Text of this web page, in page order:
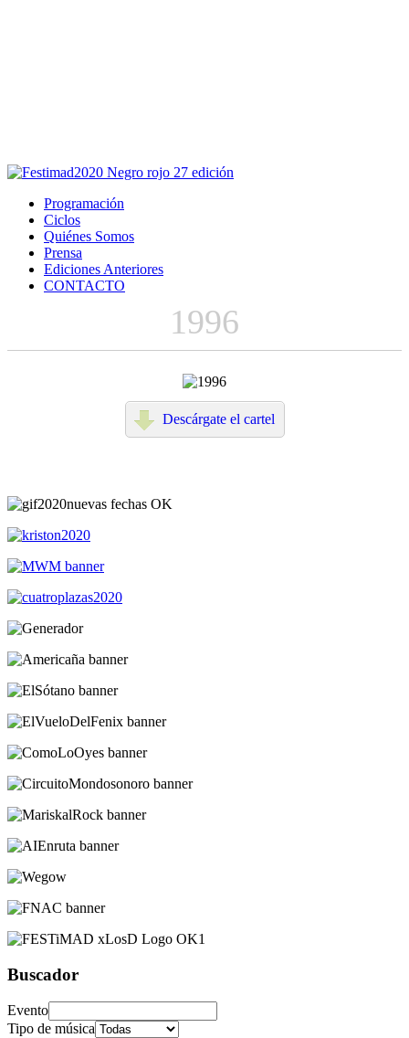
Programación
Ciclos
Quiénes Somos
Prensa
Ediciones Anteriores
CONTACTO
1996
Descárgate el cartel
Buscador
Evento
Tipo de música